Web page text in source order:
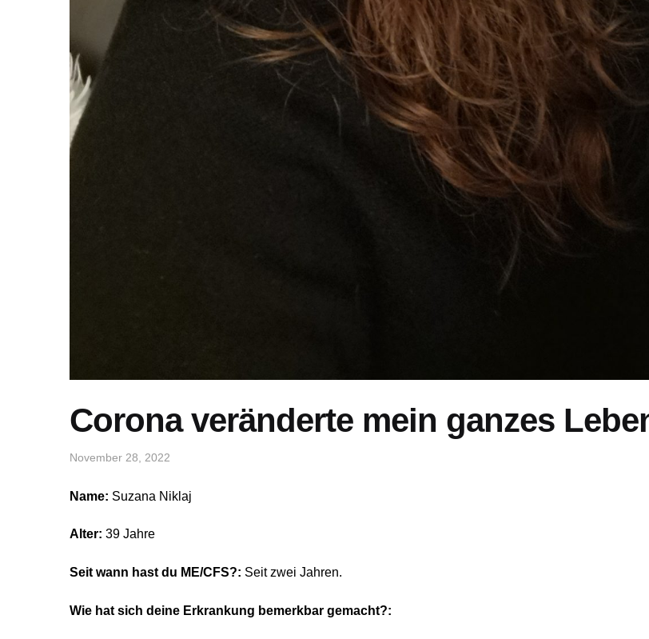
Corona veränderte mein ganzes
November 28, 2022
Name: Suzana Niklaj
Alter: 39 Jahre
Seit wann hast du ME/CFS?: Seit zwei Jahren.
Wie hat sich deine Erkrankung bemerkbar gemacht?: